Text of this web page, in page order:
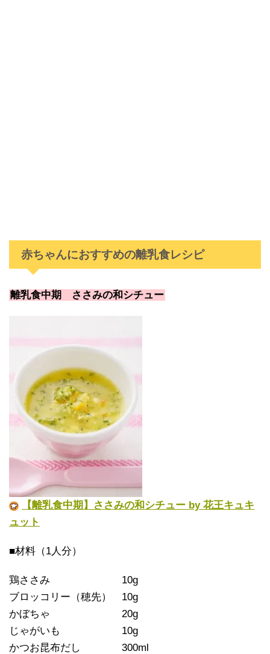
赤ちゃんにおすすめの離乳食レシピ
離乳食中期 ささみの和シチュー
【離乳食中期】ささみの和シチュー by 花王キュキ
ュット
■材料（1人分）
鶏ささみ 10g
ブロッコリー（穂先） 10g
かぼちゃ 20g
じゃがいも 10g
かつお昆布だし 300ml